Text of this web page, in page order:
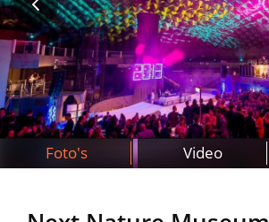
Foto's Video